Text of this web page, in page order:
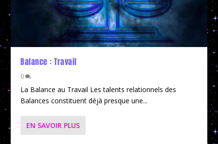
Balance : Travail
0
La Balance au Travail Les talents relationnels des
Balances constituent déjà presque une...
EN SAVOIR PLUS